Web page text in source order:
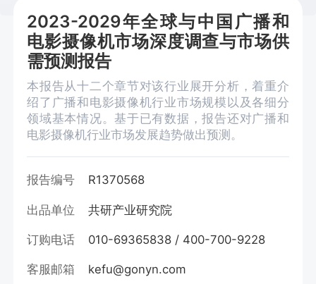
2023-2029年全球与中国广播和
电影摄像机市场深度调查与市场供
需预测报告
本报告从十二个章节对该行业展开分析，着重介
绍了广播和电影摄像机行业市场规模以及各细分
领域基本情况。基于已有数据，报告还对广播和
电影摄像机行业市场发展趋势做出预测。
报告编号 R1370568
出品单位 共研产业研究院
订购电话 010-69365838 / 400-700-9228
客服邮箱 kefu@gonyn.com